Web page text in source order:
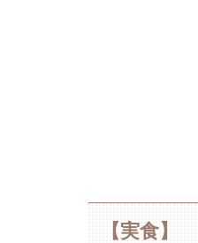
【実食】